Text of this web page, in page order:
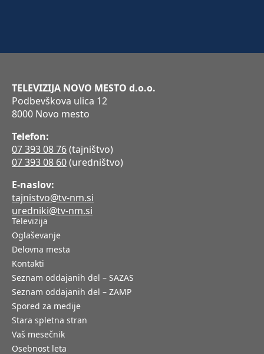
TELEVIZIJA NOVO MESTO d.o.o.
Podbevškova ulica 12
8000 Novo mesto
Telefon:
07 393 08 76(tajništvo)
07 393 08 60(uredništvo)
E-naslov:
tajnistvo@tv-nm.si
uredniki@tv-nm.si
Televizija
Oglaševanje
Delovna mesta
Kontakti
Seznam oddajanih del – SAZAS
Seznam oddajanih del – ZAMP
Spored za medije
Stara spletna stran
Vaš mesečnik
Osebnost leta